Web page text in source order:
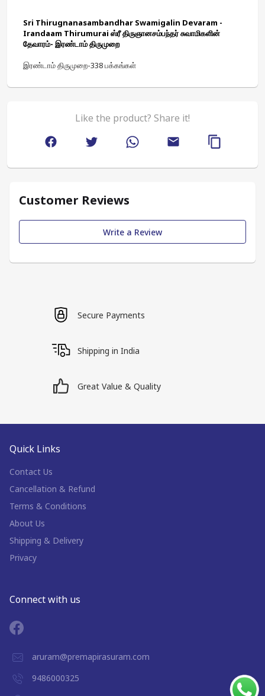
Sri Thirugnanasambandhar Swamigalin Devaram -
Irandaam Thirumurai ஸ்ரீ திருஞானசம்பந்தர் சுவாமிகளின்
தேவாரம்- இரண்டாம் திருமுறை
இரண்டாம் திருமுறை-338 பக்கங்கள்
Like the product? Share it!
Customer Reviews
Write a Review
Secure Payments
Shipping in India
Great Value & Quality
Quick Links
Contact Us
Cancellation & Refund
Terms & Conditions
About Us
Shipping & Delivery
Privacy
Connect with us
aruram@premapirasuram.com
9486000325